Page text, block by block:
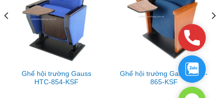
Ghế hội trường Gauss
HTC-854-KSF
Ghế hội trường Gauss KTU-
865-KSF
Phone
Zalo